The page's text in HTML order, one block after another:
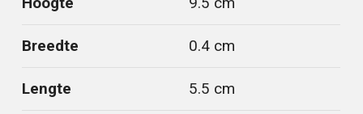
Breedte 0.4 cm
Lengte 5.5 cm